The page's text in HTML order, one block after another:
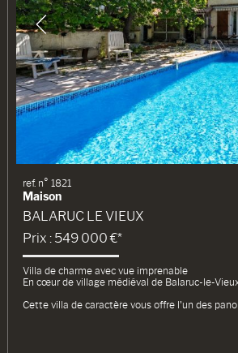
ref. n° 1821
Maison
BALARUC LE VIEUX
Prix : 549 000 €*
Villa de charme avec vue imprenable
En cœur de village médiéval de Balaruc-le-
Cette villa de caractère vous offre l'un des